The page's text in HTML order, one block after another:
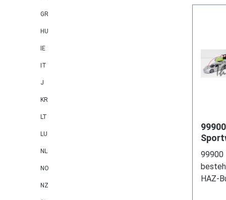
GR
HU
IE
IT
J
KR
LT
LU
NL
NO
NZ
99900
HAZ-